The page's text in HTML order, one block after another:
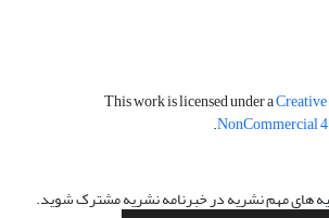
This work is licensed under a
NonCommercial
.
های مهم نشریه در خبرنامه نشریه مشترک شوید.